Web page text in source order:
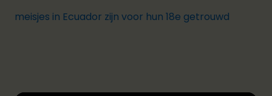
meisjes in Ecuador zijn voor hun 18e getrouwd